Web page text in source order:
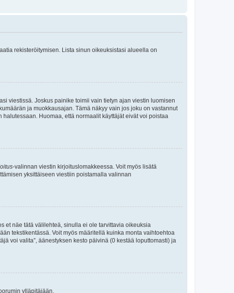
rekisteröitymisen. Lista sinun oikeuksistasi alueella on
viestissä. Joskus painike toimii vain tietyn ajan viestin luomisen
ja muokkausajan. Tämä näkyy vain jos joku on vastannut
Huomaa, että normaalit käyttäjät eivät voi poistaa
-valinnan viestin kirjoituslomakkeessa. Voit myös lisätä
yksittäiseen viestiin poistamalla valinnan
et näe tätä välilehteä, sinulla ei ole tarvittavia oikeuksia
tekstikentässä. Voit myös määritellä kuinka monta vaihtoehtoa
voi valita”, äänestyksen kesto päivinä (0 kestää loputtomasti) ja
ylläpitäjään.